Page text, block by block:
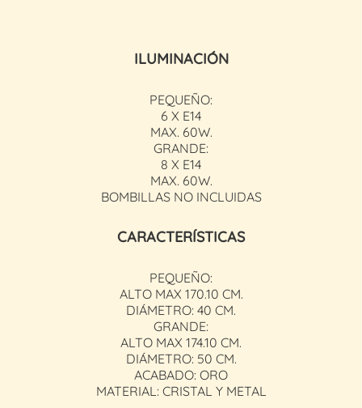
ILUMINACIÓN
PEQUEÑO:
6 X E14
MAX. 60W.
GRANDE:
8 X E14
MAX. 60W.
BOMBILLAS NO INCLUIDAS
CARACTERÍSTICAS
PEQUEÑO:
ALTO MAX 170.10 CM.
DIÁMETRO: 40 CM.
GRANDE:
ALTO MAX 174.10 CM.
DIÁMETRO: 50 CM.
ACABADO: ORO
MATERIAL: CRISTAL Y METAL